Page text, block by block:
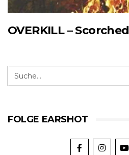
OVERKILL – Scorched
FOLGE EARSHOT